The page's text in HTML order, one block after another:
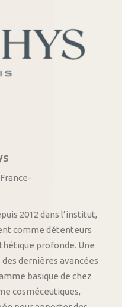
2012 dans l’institut,
comme détenteurs
profonde. Une
dernières avancées
basique de chez
cosméceutiques,